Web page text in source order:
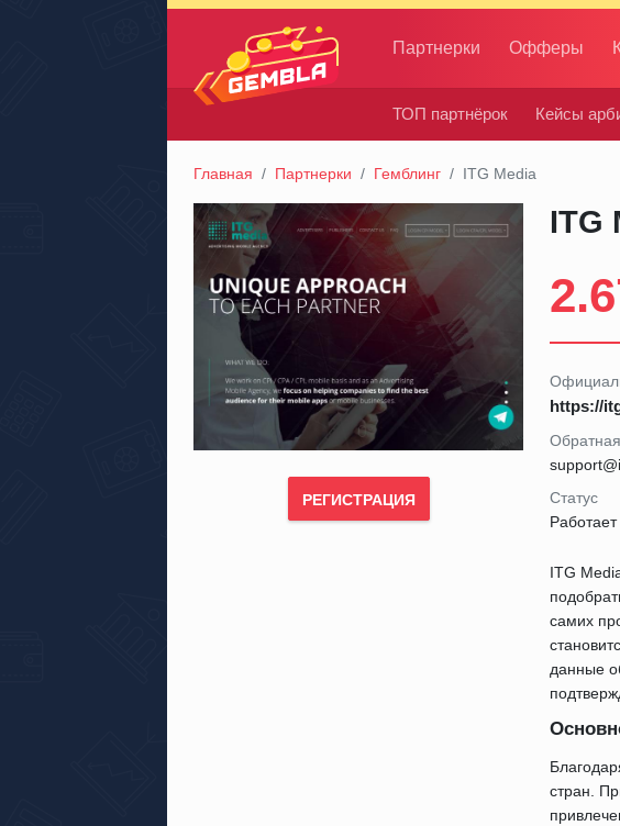
Партнерки Офферы
ТОП партнёрок Кейсы
Главная Партнерки Гемблинг ITG Media
ITG
https://
Статус
ITG
самих
данные
стран.
РЕГИСТРАЦИЯ